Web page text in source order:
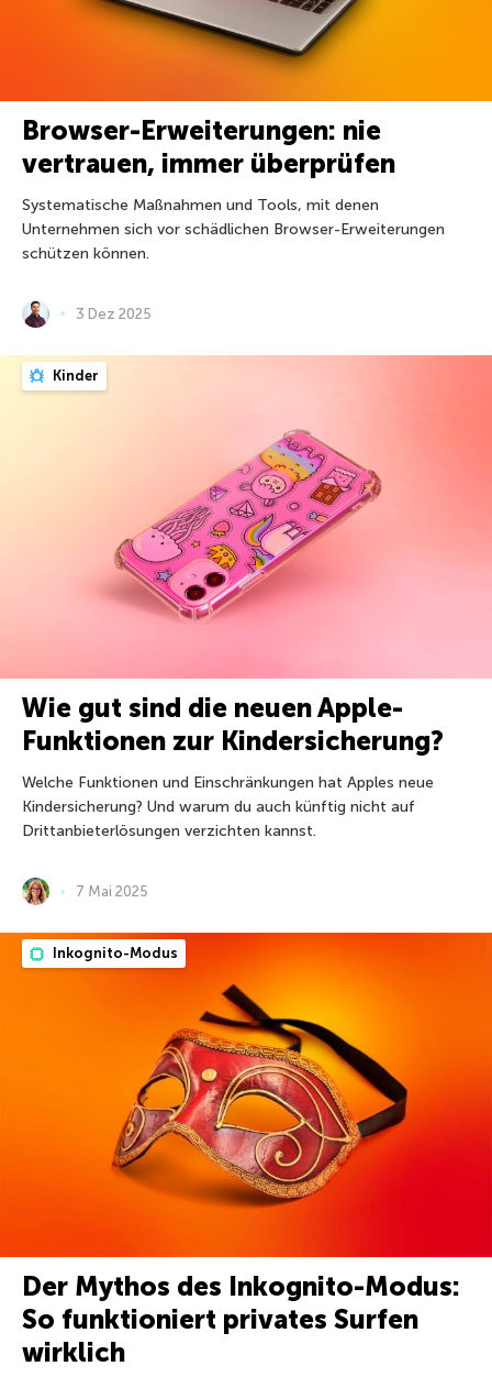
Browser-Erweiterungen: nie
vertrauen, immer überprüfen
Systematische Maßnahmen und Tools, mit denen
Unternehmen sich vor schädlichen Browser-Erweiterungen
schützen können.
3 Dez 2025
Kinder
Wie gut sind die neuen Apple-
Funktionen zur Kindersicherung?
Welche Funktionen und Einschränkungen hat Apples neue
Kindersicherung? Und warum du auch künftig nicht auf
Drittanbieterlösungen verzichten kannst.
7 Mai 2025
Inkognito-Modus
Der Mythos des Inkognito-Modus:
So funktioniert privates Surfen
wirklich